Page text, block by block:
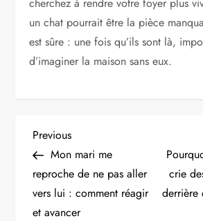
un chat pourrait être la pièce
est sûre : une fois qu’ils sont là,
d’imaginer la maison sans eux.
N
a
v
Previous
Post
Previous
Mon mari me
reproche de ne pas aller
vers lui : comment réagir
et avancer
crie
derrière